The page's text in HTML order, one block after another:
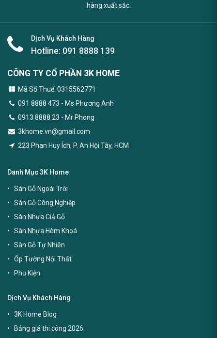
hàng xuất sắc.
Dịch Vụ Khách Hàng
Hotline: 091 8888 139
CÔNG TY CỔ PHẦN 3K HOME
Mã Số Thuế: 0315562771
091 8888 473 - Ms Phương Anh
0913 8888 23 - Mr Phong
3khome.vn@gmail.com
223 Phan Huy Ích, P. An Hội Tây, HCM
Danh Mục 3K Home
Sàn Gỗ Ngoài Trời
Sàn Gỗ Công Nghiệp
Sàn Nhựa Giả Gỗ
Sàn Nhựa Hèm Khoá
Sàn Gỗ Tự Nhiên
Ốp Tường Nội Thất
Phụ Kiện
Dịch Vụ Khách Hàng
3K Home Blog
Bảng giá thi công 2026